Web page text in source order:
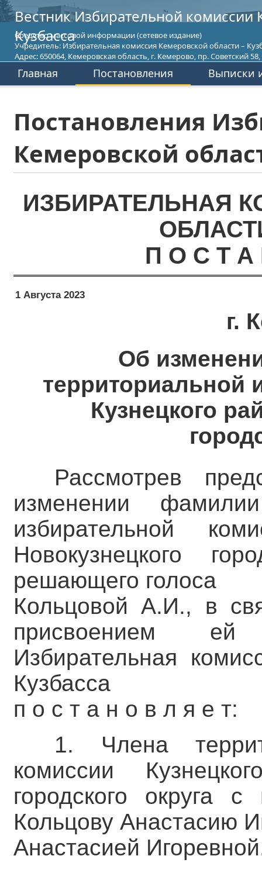
Вестник Избирательной комиссии
Кузбасса
Средство массовой информации (сетевое издание)
Учредитель: Избирательная комиссия Кемеровской области –
Адрес: 650064, Кемеровская область, г. Кемерово, пр. Советский 58,
Главная Постановления Выписки
Постановления
Кемеровской
ИЗБИРАТЕЛЬНАЯ
П О С Т А
1 Августа 2023
г.
Об
территориальной
Кузнецкого
Рассмотрев
изменении
избирательной
Новокузнецкого
решающего голоса
Кольцовой А.И., в
присвоением ей
Избирательная
Кузбасса
п о с т а н о в л я е т:
1. Члена
комиссии
городского округа
Кольцову Анастасию
Анастасией